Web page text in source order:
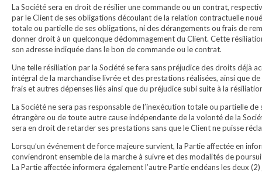
La Société sera en droit de résilier une commande ou un contrat,
par le Client de ses obligations découlant de la relation contractuelle
totale ou partielle de ses obligations, ni des dérangements ou frais de
donner droit à un quelconque dédommagement du Client. Cette
son adresse indiquée dans le bon de commande ou le contrat.
Une telle résiliation par la Société se fera sans préjudice des droits déjà
intégral de la marchandise livrée et des prestations réalisées, ainsi que
frais et autres dépenses liés ainsi que du préjudice subi suite à la
La Société ne sera pas responsable de l’inexécution totale ou partielle
étrangère ou de toute autre cause indépendante de la volonté de la
sera en droit de retarder ses prestations sans que le Client ne puisse
Lorsqu’un événement de force majeure survient, la Partie affectée en
conviendront ensemble de la marche à suivre et des modalités de
La Partie affectée informera également l’autre Partie endéans les deux